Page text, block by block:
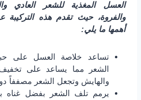
العسل المغذية للشعر العادي
والفروة، حيث تقدم هذه التركيبة
أهمها ما يلي:
تساعد خلاصة العسل على
الشعر مما يساعد على تخفيف
والهايش وتجعل الشعر مصففاً
يرمم تلف الشعر بفضل غناه